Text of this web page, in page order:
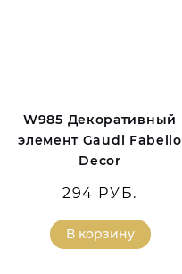
W985 Декоративный
элемент Gaudi Fabello
Decor
294 РУБ.
В корзину